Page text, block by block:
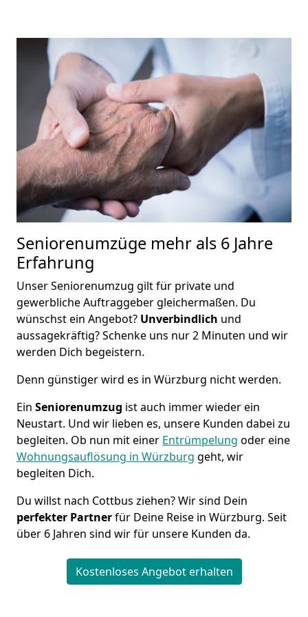
Seniorenumzüge mehr als 6 Jahre
Erfahrung
Unser Seniorenumzug gilt für private und
gewerbliche Auftraggeber gleichermaßen. Du
wünschst ein Angebot? Unverbindlich und
aussagekräftig? Schenke uns nur 2 Minuten und wir
werden Dich begeistern.
Denn günstiger wird es in Würzburg nicht werden.
Ein Seniorenumzug ist auch immer wieder ein
Neustart. Und wir lieben es, unsere Kunden dabei zu
begleiten. Ob nun mit einer Entrümpelung oder eine
Wohnungsauflösung in Würzburg geht, wir
begleiten Dich.
Du willst nach Cottbus ziehen? Wir sind Dein
perfekter Partnerfür Deine Reise in Würzburg. Seit
über 6 Jahren sind wir für unsere Kunden da.
Kostenloses Angebot erhalten